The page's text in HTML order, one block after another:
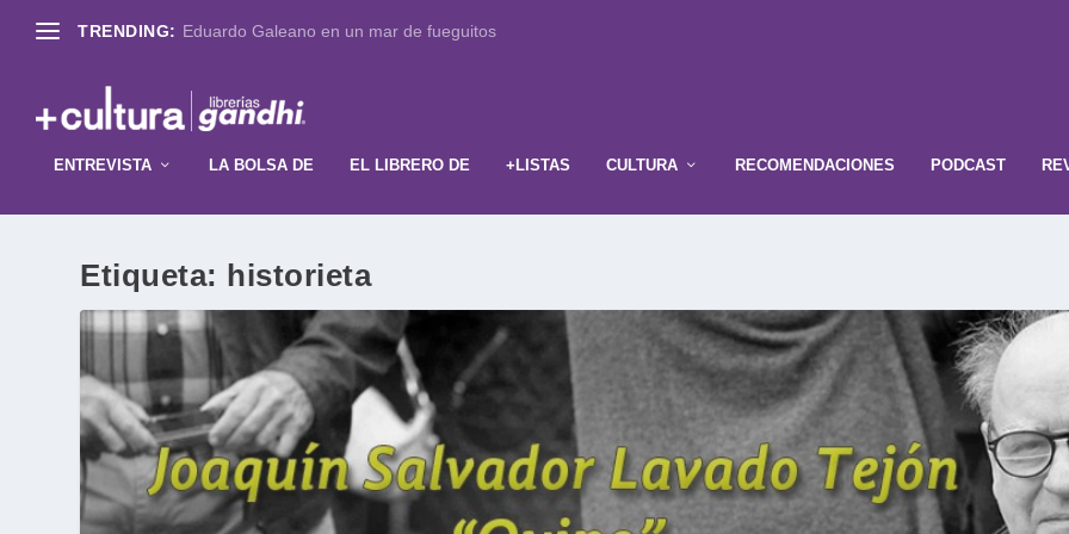
TRENDING: Eduardo Galeano en un mar de fueguitos
ENTREVISTA LA BOLSA DE EL LIBRERO DE +LISTAS CULTURA RECOMENDACIONES PODCAST
Etiqueta: historieta